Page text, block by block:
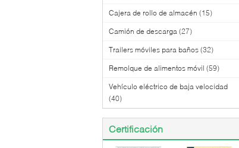
Cajera de rollo de almacén (15)
Camión de descarga (27)
Trailers móviles para baños (32)
Remolque de alimentos móvil (59)
Vehículo eléctrico de baja velocidad
(40)
Certificación